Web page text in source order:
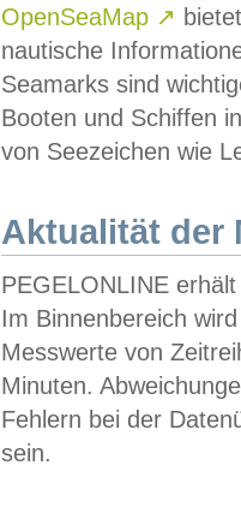
OpenSeaMap ↗
nautische
Seamarks sind
Booten und Schiffen
von Seezeichen wie
Aktualität der
PEGELONLINE
Im Binnenbereich
Messwerte von
Minuten.
Fehlern bei der
sein.